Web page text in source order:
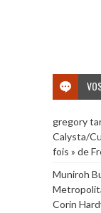
gregory
Calysta/
fois » de
Muniroh
Corin